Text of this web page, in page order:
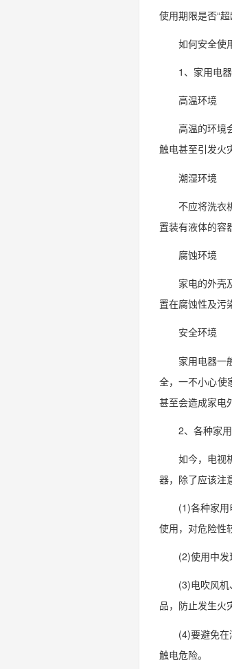
使用期限是否“超
如何安全使
1、家用电
高温环境
高温的环境
触电甚至引发火
潮湿环境
不应将洗衣
置装有液体的容
腐蚀环境
家电的外壳
置在腐蚀性及污
安全环境
家用电器一
全，一不小心使
甚至会造成家电
2、各种家
如今，电视
器，除了应该注
(1)各种家
使用，对危险性
(2)使用中发
(3)电吹风
品，防止发生火
(4)要避免
触电危险。